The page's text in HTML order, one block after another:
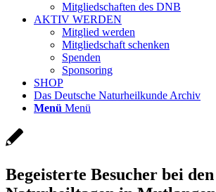
Mitgliedschaften des DNB
AKTIV WERDEN
Mitglied werden
Mitgliedschaft schenken
Spenden
Sponsoring
SHOP
Das Deutsche Naturheilkunde Archiv
Menü Menü
Begeisterte Besucher bei den